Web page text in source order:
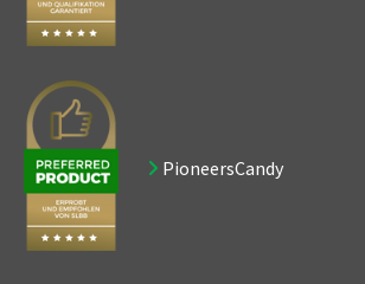
PioneersCandy